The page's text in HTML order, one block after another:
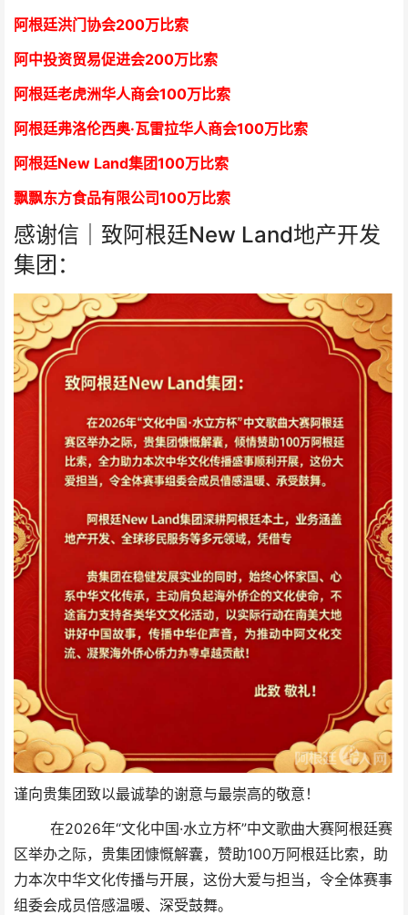
阿根廷洪门协会200万比索
阿中投资贸易促进会200万比索
阿根廷老虎洲华人商会100万比索
阿根廷弗洛伦西奥·瓦雷拉华人商会100万比索
阿根廷New Land集团100万比索
飘飘东方食品有限公司100万比索
感谢信｜致阿根廷New Land地产开发
集团：
谨向贵集团致以最诚挚的谢意与最崇高的敬意！
在2026年“文化中国·水立方杯”中文歌曲大赛阿根廷赛
区举办之际，贵集团慷慨解囊，赞助100万阿根廷比索，助
力本次中华文化传播与开展，这份大爱与担当，令全体赛事
组委会成员倍感温暖、深受鼓舞。